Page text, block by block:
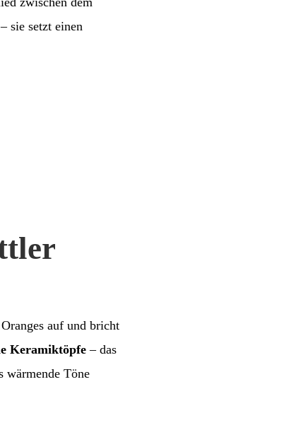
sie setzt einen
auf und bricht
Keramiktöpfe – das
wärmende Töne